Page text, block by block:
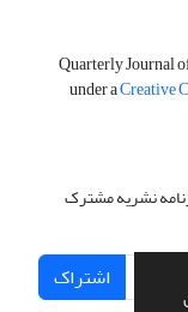
Quarterly Journal
under aCreative
نشریه مشترک
اشتراک